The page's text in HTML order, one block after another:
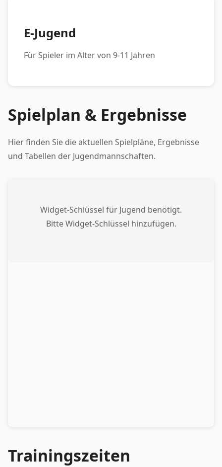
E-Jugend
Für Spieler im Alter von 9-11 Jahren
Spielplan & Ergebnisse
Hier finden Sie die aktuellen Spielpläne, Ergebnisse
und Tabellen der Jugendmannschaften.
Widget-Schlüssel für Jugend benötigt.
Bitte Widget-Schlüssel hinzufügen.
Trainingszeiten